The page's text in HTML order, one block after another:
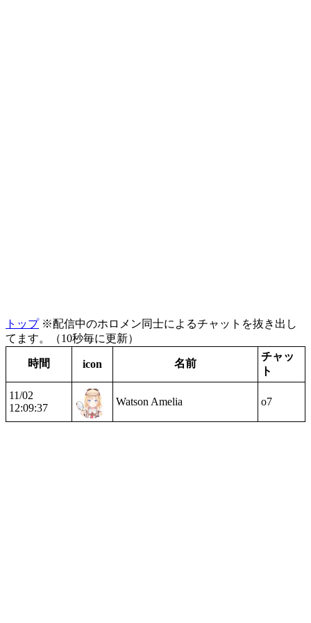
トップ※配信中のホロメン同士によるチャットを抜き出し
てます。（10秒毎に更新）
時間 icon 名前
チャッ
ト
11/02
12:09:37
Watson Amelia o7